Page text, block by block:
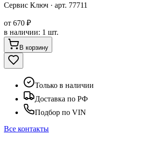
Сервис Ключ · арт. 77711
от 670 ₽
в наличии: 1 шт.
В корзину
Только в наличии
Доставка по РФ
Подбор по VIN
Все контакты